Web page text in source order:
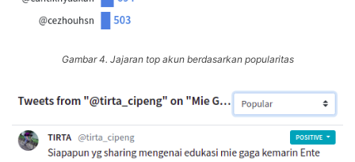
Gambar 4. Jajaran top akun berdasarkan popularitas